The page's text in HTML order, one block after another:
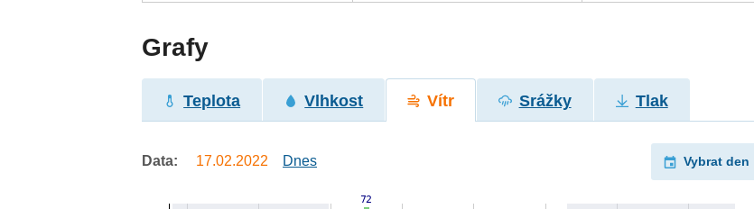
Grafy
Teplota Vlhkost Vítr Srážky Tlak
Data: 17.02.2022 Dnes Vybrat den